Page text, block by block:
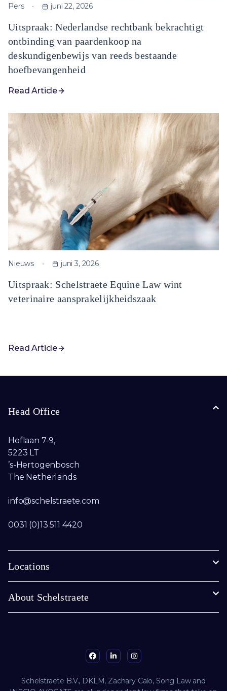
Pers juni 22, 2026
Uitspraak: Nederlandse rechtbank bekrachtigt
ontbinding van paardenkoop na
deskundigenbewijs van reeds bestaande
hoefbevangenheid
Read Article
Nieuws juni 3, 2026
Uitspraak: Schelstraete Equine Law wint
veterinaire aansprakelijkheidszaak
Read Article
Head Office
Hoflaan 7-9,
5223 LT
’s-Hertogenbosch
The Netherlands
info@schelstraete.com​
0031 (0)13 511 4420
Locations
About Schelstraete
Schelstraete B.V., DKLM, Zachary Calo, Song Law and